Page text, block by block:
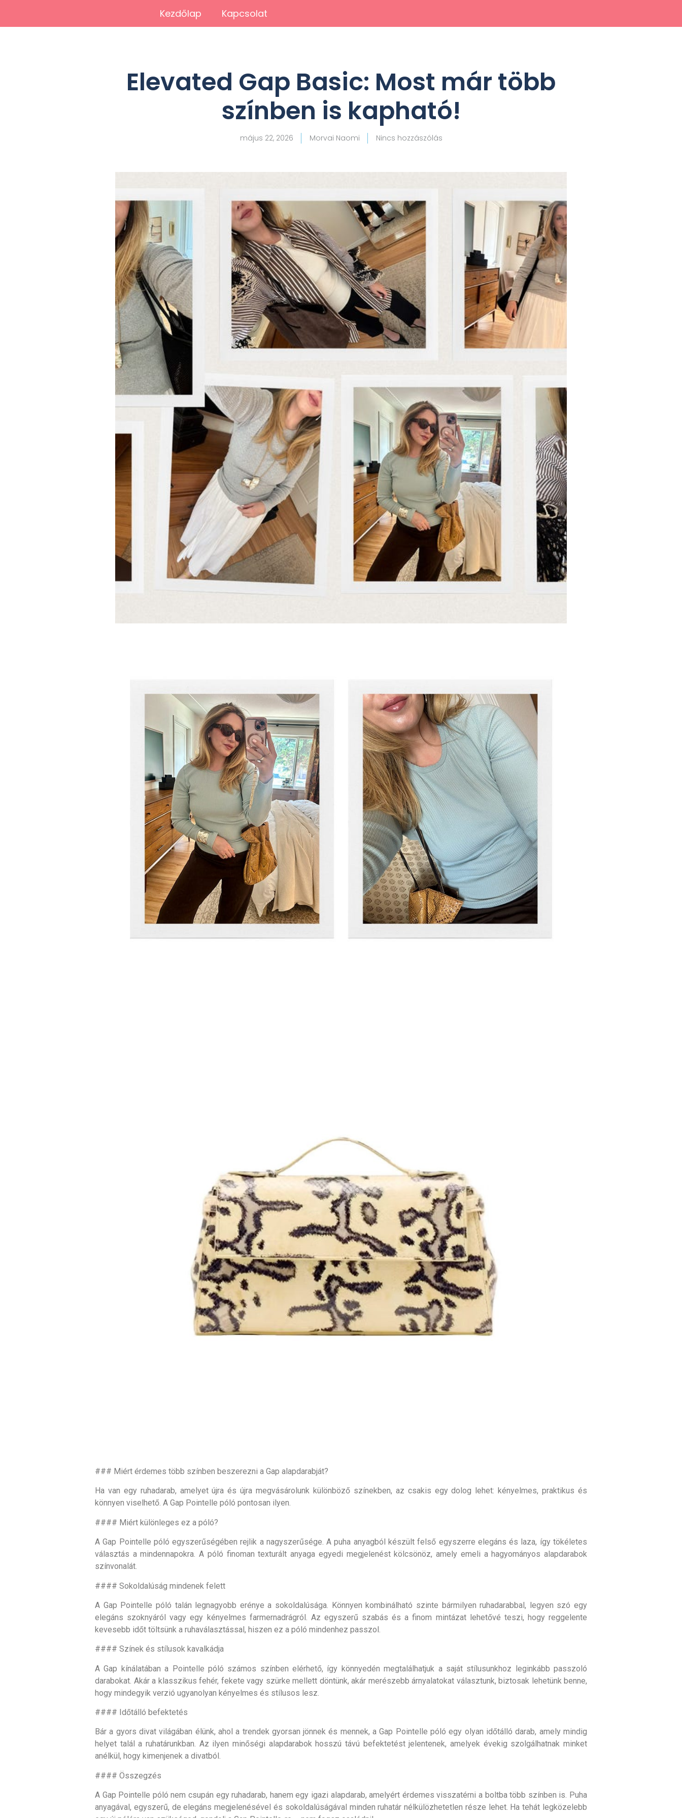
Kezdőlap Kapcsolat
Elevated Gap Basic: Most már több
színben is kapható!
május 22, 2026 Morvai Naomi Nincs hozzászólás
### Miért érdemes több színben beszerezni a Gap alapdarabját?
Ha van egy ruhadarab, amelyet újra és újra megvásárolunk különböző színekben, az csakis egy dolog lehet: kényelmes, praktikus és
könnyen viselhető. A Gap Pointelle póló pontosan ilyen.
#### Miért különleges ez a póló?
A Gap Pointelle póló egyszerűségében rejlik a nagyszerűsége. A puha anyagból készült felső egyszerre elegáns és laza, így tökéletes
választás a mindennapokra. A póló finoman texturált anyaga egyedi megjelenést kölcsönöz, amely emeli a hagyományos alapdarabok
színvonalát.
#### Sokoldalúság mindenek felett
A Gap Pointelle póló talán legnagyobb erénye a sokoldalúsága. Könnyen kombinálható szinte bármilyen ruhadarabbal, legyen szó egy
elegáns szoknyáról vagy egy kényelmes farmernadrágról. Az egyszerű szabás és a finom mintázat lehetővé teszi, hogy reggelente
kevesebb időt töltsünk a ruhaválasztással, hiszen ez a póló mindenhez passzol.
#### Színek és stílusok kavalkádja
A Gap kínálatában a Pointelle póló számos színben elérhető, így könnyedén megtalálhatjuk a saját stílusunkhoz leginkább passzoló
darabokat. Akár a klasszikus fehér, fekete vagy szürke mellett döntünk, akár merészebb árnyalatokat választunk, biztosak lehetünk benne,
hogy mindegyik verzió ugyanolyan kényelmes és stílusos lesz.
#### Időtálló befektetés
Bár a gyors divat világában élünk, ahol a trendek gyorsan jönnek és mennek, a Gap Pointelle póló egy olyan időtálló darab, amely mindig
helyet talál a ruhatárunkban. Az ilyen minőségi alapdarabok hosszú távú befektetést jelentenek, amelyek évekig szolgálhatnak minket
anélkül, hogy kimenjenek a divatból.
#### Összegzés
A Gap Pointelle póló nem csupán egy ruhadarab, hanem egy igazi alapdarab, amelyért érdemes visszatérni a boltba több színben is. Puha
anyagával, egyszerű, de elegáns megjelenésével és sokoldalúságával minden ruhatár nélkülözhetetlen része lehet. Ha tehát legközelebb